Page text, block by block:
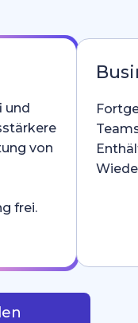
und
von
frei.